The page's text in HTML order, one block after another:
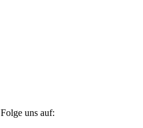
Folge uns auf: